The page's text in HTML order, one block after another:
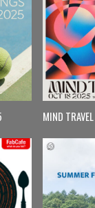
MIND TRAVEL